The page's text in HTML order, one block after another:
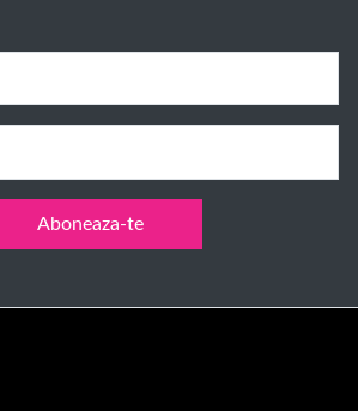
Aboneaza-te